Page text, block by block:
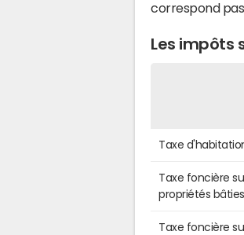
correspond
Les impôts
Taxe
Taxe foncière
propriétés bâties
Taxe foncière